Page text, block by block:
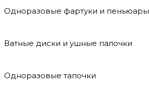
Одноразовые фартуки и пеньюары
Ватные диски и ушные палочки
Одноразовые тапочки